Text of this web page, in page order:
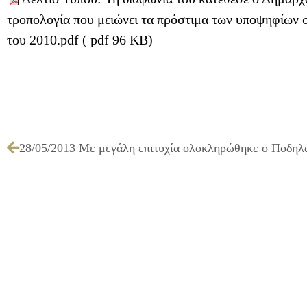
τροπολογία που μειώνει τα πρόστιμα των υποψηφίων
του 2010.pdf ( pdf 96 KB)
28/05/2013 Με μεγάλη επιτυχία ολοκληρώθηκε ο